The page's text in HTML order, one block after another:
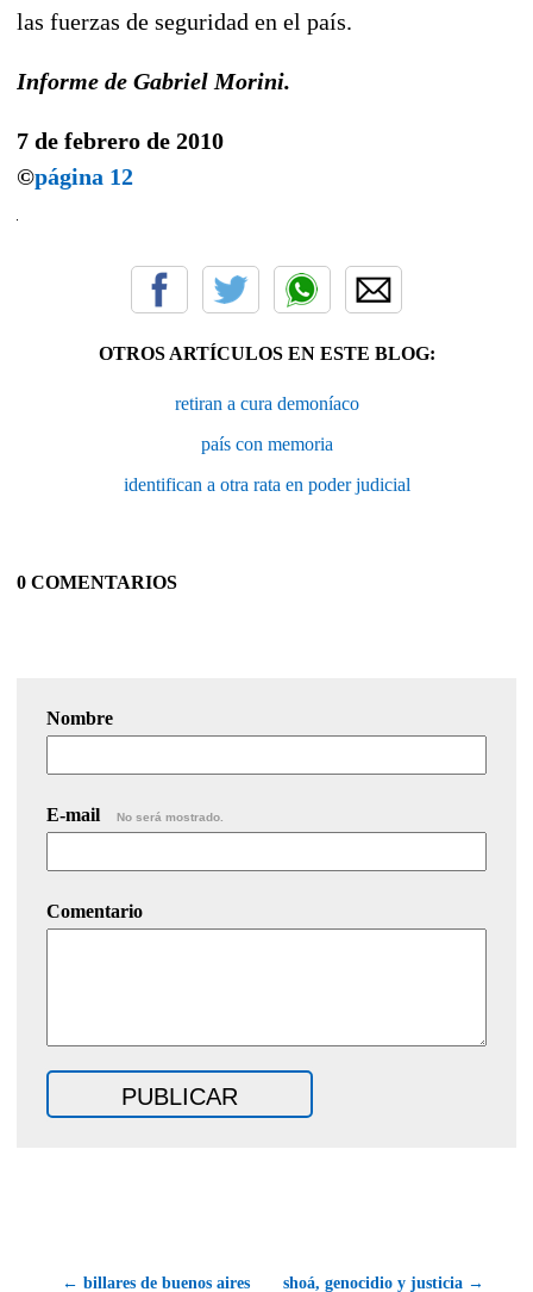
las fuerzas de seguridad en el país.
Informe de Gabriel Morini.
7 de febrero de 2010
©página 12
OTROS ARTÍCULOS EN ESTE BLOG:
retiran a cura demoníaco
país con memoria
identifican a otra rata en poder judicial
0 COMENTARIOS
Nombre
E-mail No será mostrado.
Comentario
← billares de buenos aires shoá, genocidio y justicia →